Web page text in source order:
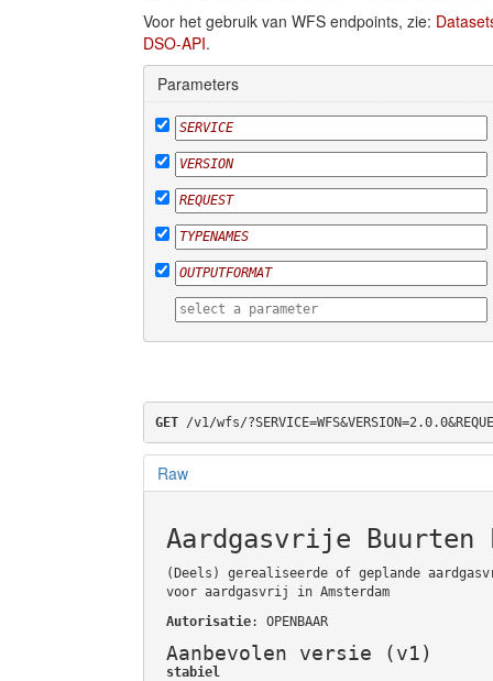
Voor het gebruik van WFS endpoints, zie:
DSO-API.
Parameters
GET /v1/wfs/
Raw
Aardgasvrije
(Deels) gerealiseerde of geplande
voor aardgasvrij in Amsterdam
Autorisatie: OPENBAAR
Aanbevolen versie (v1)
stabiel